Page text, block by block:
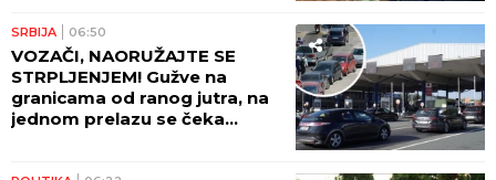
SRBIJA 06:50
VOZAČI, NAORUŽAJTE SE
STRPLJENJEM! Gužve na
granicama od ranog jutra, na
jednom prelazu se čeka